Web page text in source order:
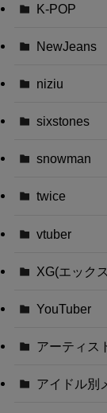
K-POP
NewJeans
niziu
sixstones
snowman
twice
vtuber
XG(エック
YouTuber
アーティス
アイドル別